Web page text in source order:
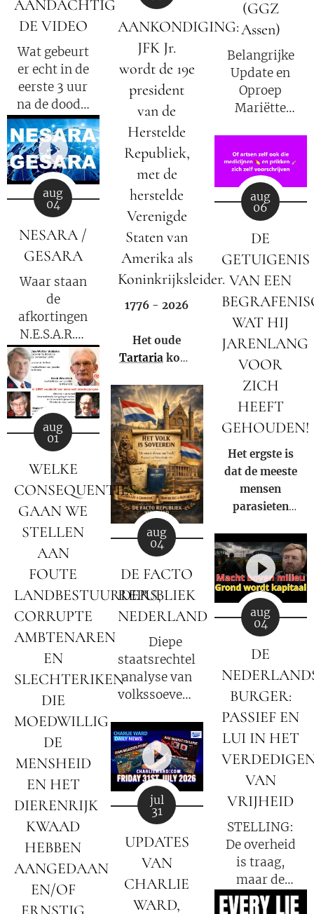
(GGZ
Assen)
Belangrijke
Update en
Oproep
Mariëtte
augustus
2026
AANDACHTIG
DE VIDEO
Wat gebeurt
er echt in de
eerste 3 uur
na de dood?
Elisabeth
Kübler-Ross
legt uit.
AANKONDIGING:
JFK Jr.
wordt de 19e
president
van de
Herstelde
Republiek,
met de
herstelde
Verenigde
Staten van
Amerika als
Koninkrijksleider.
1776 - 2026
Het oude
Tartaria komt
aug
06
DE
GETUIGENIS
VAN EEN
WAT HIJ
JARENLANG
VOOR
ZICH
HEEFT
GEHOUDEN!
Het ergste is
dat de meeste
mensen
parasieten
het niet eens
weten.
aug
04
NESARA /
GESARA
Waar staan
de
afkortingen
N.E.S.A.R.A.
en
G.E.S.A.R.A.
voor?
aug
04
DE FACTO
REPUBLIEK
NEDERLAND
⚖️ Diepe
staatsrechtelijke
analyse van
volkssoevereiniteit
aug
04
DE
BURGER:
PASSIEF EN
LUI IN HET
VAN
VRIJHEID
STELLING:
De overheid
is traag,
maar de
burger ZELF
aug
01
WELKE
CONSEQUENTIES
GAAN WE
STELLEN
AAN
FOUTE
LANDBESTUURDERS,
CORRUPTE
AMBTENAREN
EN
SLECHTERIKEN
DIE
MOEDWILLIG
DE
MENSHEID
EN HET
DIERENRIJK
KWAAD
HEBBEN
AANGEDAAN
EN/OF
jul
31
UPDATES
VAN
CHARLIE
WARD,